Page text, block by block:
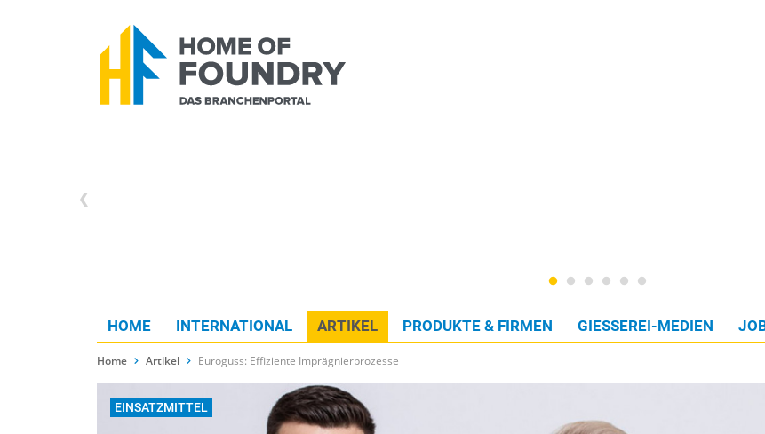
HOME INTERNATIONAL ARTIKEL PRODUKTE & FIRMEN GIESSEREI-MEDIEN
Home Artikel Euroguss: Effiziente Imprägnierprozesse
EINSATZMITTEL